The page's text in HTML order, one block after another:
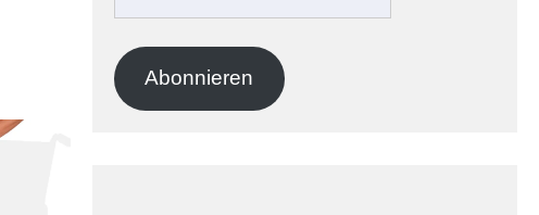
Adresse
Abonnieren